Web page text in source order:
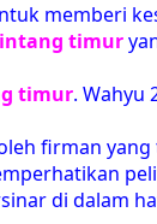
memberi
timur
timur. Wahyu
firman
di dalam